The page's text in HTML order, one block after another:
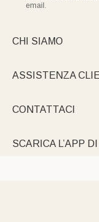
email.
CHI SIAMO
ASSISTENZA
CONTATTACI
SCARICA L’APP